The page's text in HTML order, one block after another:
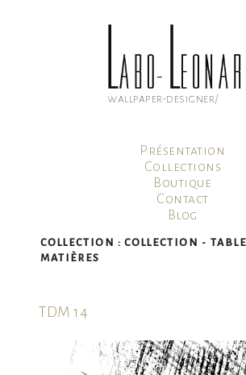
wallpaper-designer/
Présentation
Collections
Boutique
Contact
Blog
Panier
COLLECTION :COLLECTION -
MATIÈRES
TDM 14